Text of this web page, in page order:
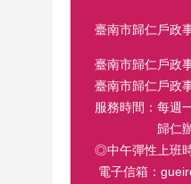
臺南市歸仁戶政
臺南市歸仁戶
臺南市歸仁戶政
服務時間：每週
歸仁辦公處 週
◎中午彈性上班
電子信箱：